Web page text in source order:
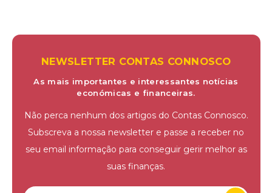
NEWSLETTER CONTAS CONNOSCO
As mais importantes e interessantes notícias
económicas e financeiras.
Não perca nenhum dos artigos do Contas Connosco.
Subscreva a nossa newsletter e passe a receber no
seu email informação para conseguir gerir melhor as
suas finanças.